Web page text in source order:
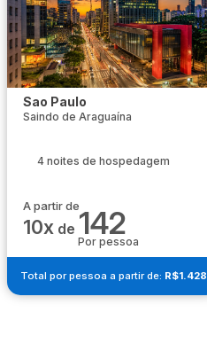
Sao Paulo
Saindo de Araguaína
4 noites de hospedagem
A partir de
10x de 142
Por pessoa
Total por pessoa a partir de: R$1.428